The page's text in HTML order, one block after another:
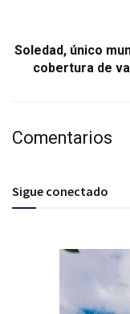
Soledad, único
cobertura de
Comentarios
Sigue conectado